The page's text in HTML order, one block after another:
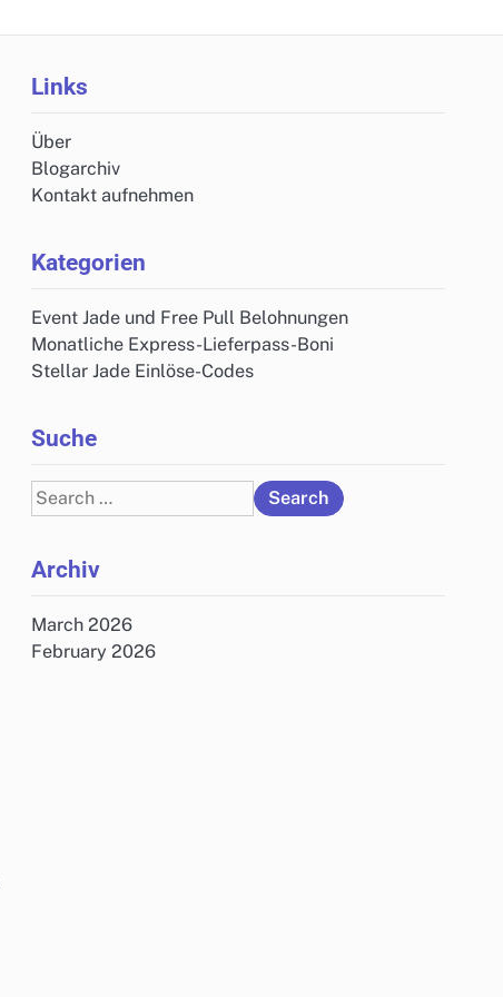
Links
Über
Blogarchiv
Kontakt aufnehmen
Kategorien
Event Jade und Free Pull Belohnungen
Monatliche Express-Lieferpass-Boni
Stellar Jade Einlöse-Codes
Suche
Search
for:
Archiv
March 2026
February 2026